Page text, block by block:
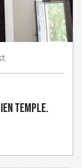
Temple.